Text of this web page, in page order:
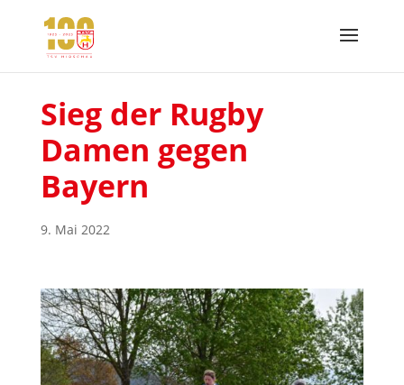
Sieg der Rugby
Damen gegen
Bayern
9. Mai 2022